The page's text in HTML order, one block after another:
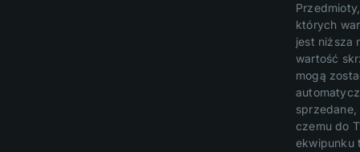
Przedmioty,
których
jest niższa
wartość
mogą
czemu do
ekwipunku